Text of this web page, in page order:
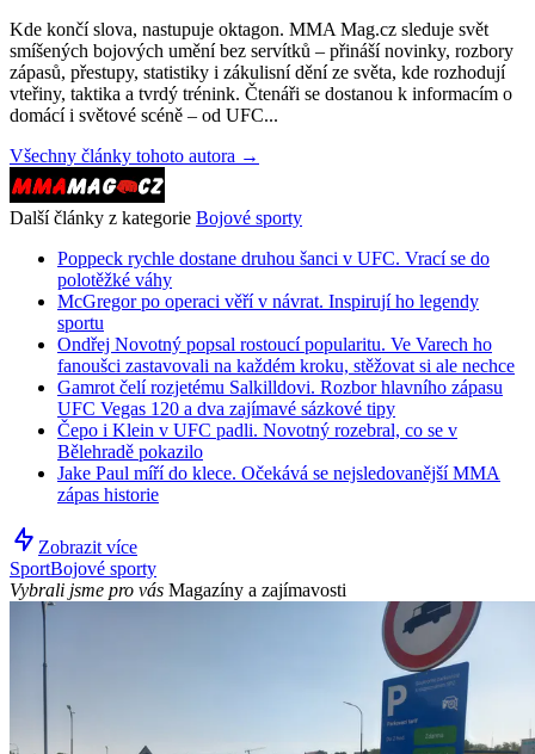
Kde končí slova, nastupuje oktagon. MMA Mag.cz sleduje svět
smíšených bojových umění bez servítků – přináší novinky, rozbory
zápasů, přestupy, statistiky i zákulisní dění ze světa, kde rozhodují
vteřiny, taktika a tvrdý trénink. Čtenáři se dostanou k informacím o
domácí i světové scéně – od UFC...
Všechny články tohoto autora →
Další články z kategorie Bojové sporty
Poppeck rychle dostane druhou šanci v UFC. Vrací se do
polotěžké váhy
McGregor po operaci věří v návrat. Inspirují ho legendy
sportu
Ondřej Novotný popsal rostoucí popularitu. Ve Varech ho
fanoušci zastavovali na každém kroku, stěžovat si ale nechce
Gamrot čelí rozjetému Salkilldovi. Rozbor hlavního zápasu
UFC Vegas 120 a dva zajímavé sázkové tipy
Čepo i Klein v UFC padli. Novotný rozebral, co se v
Bělehradě pokazilo
Jake Paul míří do klece. Očekává se nejsledovanější MMA
zápas historie
Zobrazit více
SportBojové sporty
Vybrali jsme pro vás Magazíny a zajímavosti